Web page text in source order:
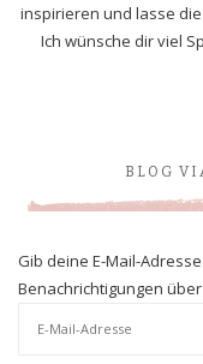
inspirieren und lasse
Ich wünsche dir viel
BLOG
Gib deine E-Mail-
Benachrichtigungen